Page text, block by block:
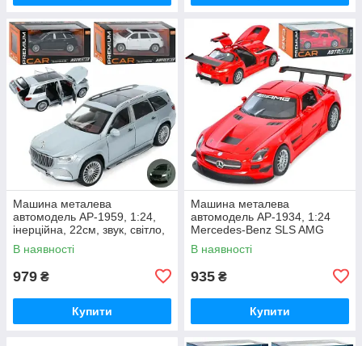
Машина металева
автомодель AP-1959, 1:24,
інерційна, 22см, звук, світло,
відчиняються двері
В наявності
979 ₴
Купити
Машина металева
автомодель AP-1934, 1:24
Mercedes-Benz SLS AMG
GT3
В наявності
935 ₴
Купити